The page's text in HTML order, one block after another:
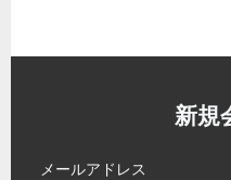
新規
メールアドレス